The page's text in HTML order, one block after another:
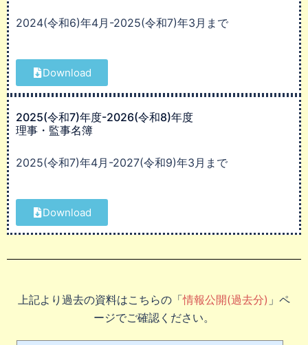
2024(令和6)年4月-2025(令和7)年3月まで
Download
2025(令和7)年度-2026(令和8)年度
理事・監事名簿
2025(令和7)年4月-2027(令和9)年3月まで
Download
上記より過去の資料はこちらの「情報公開(過去分) 」ペ
ージでご確認ください。